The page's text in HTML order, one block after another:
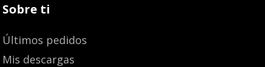
Sobre ti
Últimos pedidos
Mis descargas